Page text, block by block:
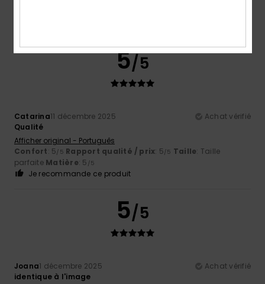
5/5
Catarina11 décembre 2025
Achat vérifié
Qualité
Afficher original - Português
Confort: 5/5 Rapport qualité / prix: 5/5 Taille: Taille
parfaite Matière: 5 /5
Je recommande ce produit
5/5
Joana1 décembre 2025
Achat vérifié
identique à l'image